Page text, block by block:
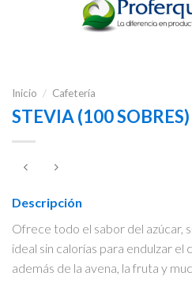
Inicio / Cafetería
STEVIA (100 SOBRES)
Descripción
Ofrece todo el sabor del azúcar,
ideal sin calorías para endulzar el
además de la avena, la fruta y